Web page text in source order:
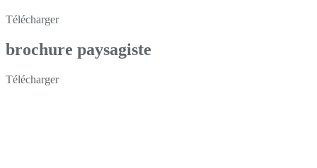
Télécharger
brochure paysagiste
Télécharger